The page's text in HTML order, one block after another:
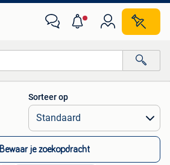
Alle afstanden…
Sorteer op
Bewaar je zoekopdracht